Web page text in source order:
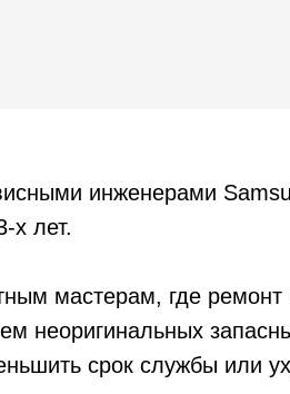
инженерами
х лет.
мастерам, где ремонт
неоригинальных
срок службы или